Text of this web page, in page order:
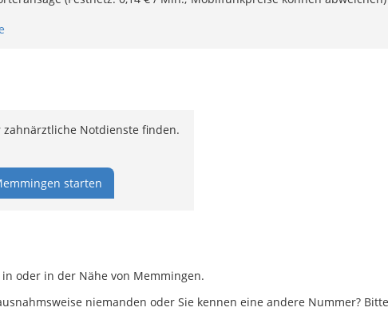
Notdienste finden.
starten
oder in der Nähe von Memmingen.
niemanden oder Sie kennen eine andere Nummer?